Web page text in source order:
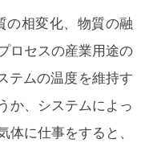
の相変化、物質の融
ロセスの産業用途の
テムの温度を維持す
か、システムによっ
体に仕事をすると、